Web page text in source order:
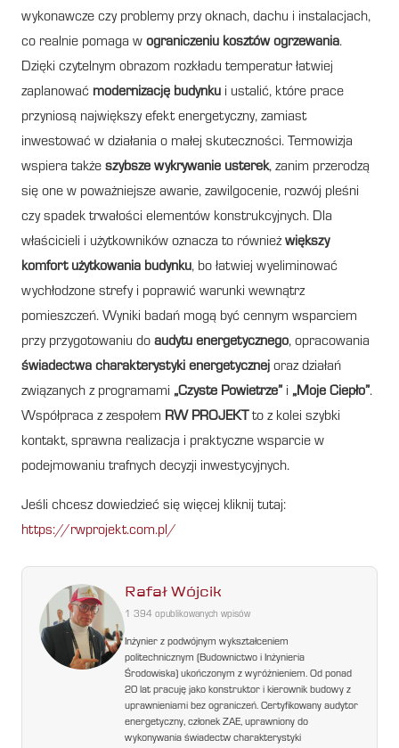
wykonawcze czy problemy przy oknach, dachu i instalacjach,
co realnie pomaga w ograniczeniu kosztów ogrzewania.
Dzięki czytelnym obrazom rozkładu temperatur łatwiej
zaplanować modernizację budynku i ustalić, które prace
przyniosą największy efekt energetyczny, zamiast
inwestować w działania o małej skuteczności. Termowizja
wspiera także szybsze wykrywanie usterek, zanim przerodzą
się one w poważniejsze awarie, zawilgocenie, rozwój pleśni
czy spadek trwałości elementów konstrukcyjnych. Dla
właścicieli i użytkowników oznacza to również większy
komfort użytkowania budynku, bo łatwiej wyeliminować
wychłodzone strefy i poprawić warunki wewnątrz
pomieszczeń. Wyniki badań mogą być cennym wsparciem
przy przygotowaniu do audytu energetycznego, opracowania
świadectwa charakterystyki energetycznej oraz działań
związanych z programami „Czyste Powietrze” i „Moje Ciepło”.
Współpraca z zespołem RW PROJEKT to z kolei szybki
kontakt, sprawna realizacja i praktyczne wsparcie w
podejmowaniu trafnych decyzji inwestycyjnych.
Jeśli chcesz dowiedzieć się więcej kliknij tutaj:
https://rwprojekt.com.pl/
Rafał Wójcik
1 394 opublikowanych wpisów
Inżynier z podwójnym wykształceniem
politechnicznym (Budownictwo i Inżynieria
Środowiska) ukończonym z wyróżnieniem. Od ponad
20 lat pracuję jako konstruktor i kierownik budowy z
uprawnieniami bez ograniczeń. Certyfikowany audytor
energetyczny, członek ZAE, uprawniony do
wykonywania świadectw charakterystyki